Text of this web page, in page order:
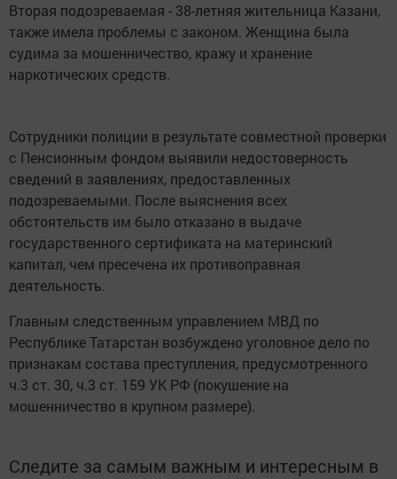
Вторая подозреваемая - 38-летняя жительница Казани,
также имела проблемы с законом. Женщина была
судима за мошенничество, кражу и хранение
наркотических средств.
Сотрудники полиции в результате совместной проверки
с Пенсионным фондом выявили недостоверность
сведений в заявлениях, предоставленных
подозреваемыми. После выяснения всех
обстоятельств им было отказано в выдаче
государственного сертификата на материнский
капитал, чем пресечена их противоправная
деятельность.
Главным следственным управлением МВД по
Республике Татарстан возбуждено уголовное дело по
признакам состава преступления, предусмотренного
ч.3 ст. 30, ч.3 ст. 159 УК РФ (покушение на
мошенничество в крупном размере).
Следите за самым важным и интересным в